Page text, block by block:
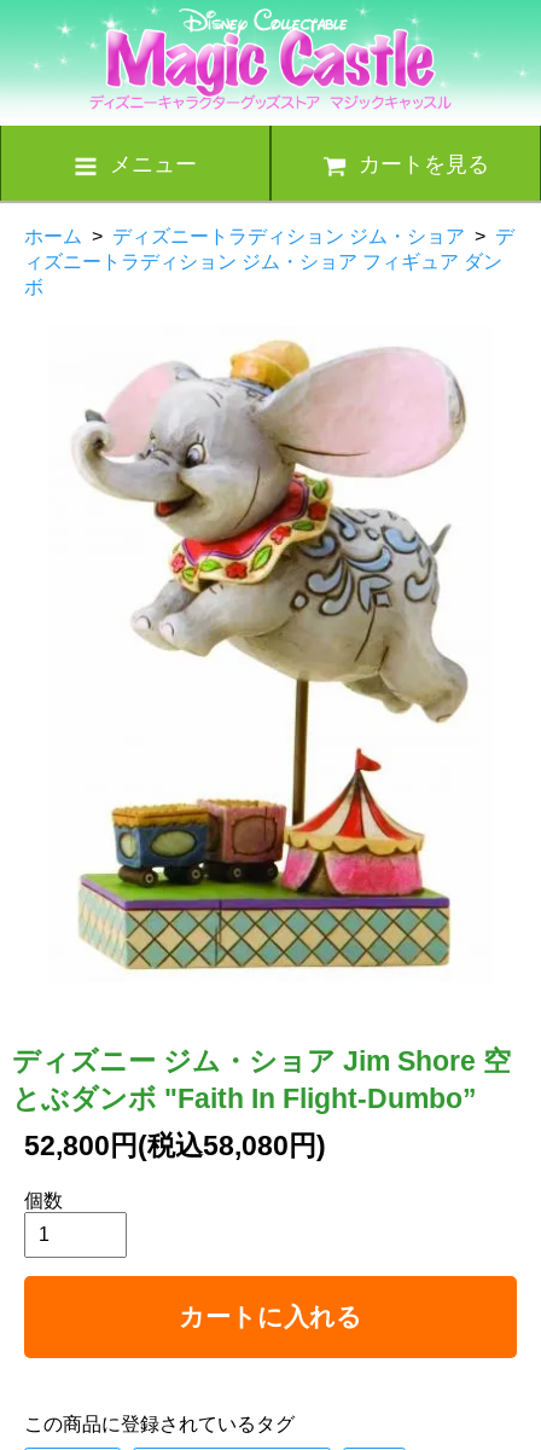
メニュー カートを見る
ホーム > ディズニートラディション ジム・ショア > デ
ィズニートラディション ジム・ショア フィギュア ダン
ボ
ディズニー ジム・ショア Jim Shore 空
とぶダンボ "Faith In Flight-Dumbo”
52,800円(税込58,080円)
個数
カートに入れる
この商品に登録されているタグ